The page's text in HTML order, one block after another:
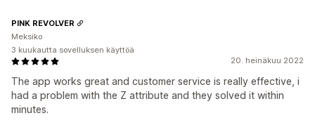
20. heinäkuu 2022
The app works great and customer service is really effective, i
had a problem with the Z attribute and they solved it within
minutes.
PINK REVOLVER
Meksiko
3 kuukautta sovelluksen käyttöä